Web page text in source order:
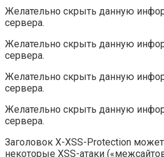
Желательно скрыть данную
сервера.
Желательно скрыть данную
сервера.
Желательно скрыть данную
сервера.
Желательно скрыть данную
сервера.
Заголовок X-XSS-Protection
некоторые XSS-атаки